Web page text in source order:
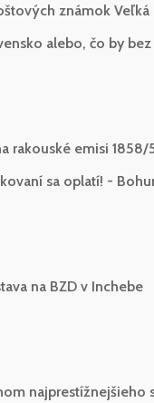
známok Veľká
alebo, čo by
rakouské emisi 1858/
sa oplatí! -
na BZD v Inchebe